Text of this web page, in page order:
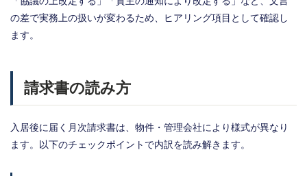
の差で実務上の扱いが変わるため、ヒアリング項目として確認し
ます。
請求書の読み方
入居後に届く月次請求書は、物件・管理会社により様式が異なり
ます。以下のチェックポイントで内訳を読み解きます。